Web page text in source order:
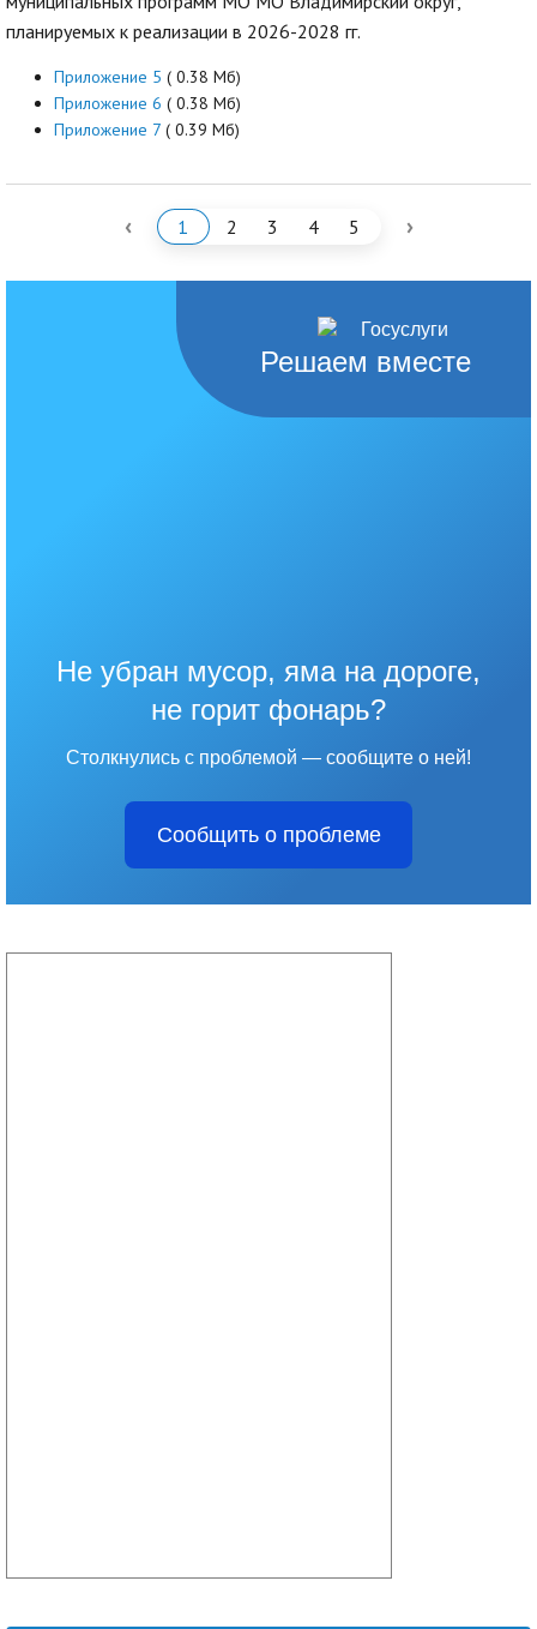
планируемых к реализации в 2026-2028 гг.
Приложение 5 ( 0.38 Мб)
Приложение 6 ( 0.38 Мб)
Приложение 7 ( 0.39 Мб)
‹ 1 2 3 4 5 ›
Решаем вместе
Не убран мусор, яма на дороге,
не горит фонарь?
Столкнулись с проблемой — сообщите о ней!
Сообщить о проблеме